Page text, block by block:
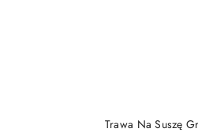
Trawa Na Suszę